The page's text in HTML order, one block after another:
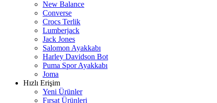
New Balance
Converse
Crocs Terlik
Lumberjack
Jack Jones
Salomon Ayakkabı
Harley Davidson Bot
Puma Spor Ayakkabı
Joma
Hızlı Erişim
Yeni Ürünler
Fırsat Ürünleri